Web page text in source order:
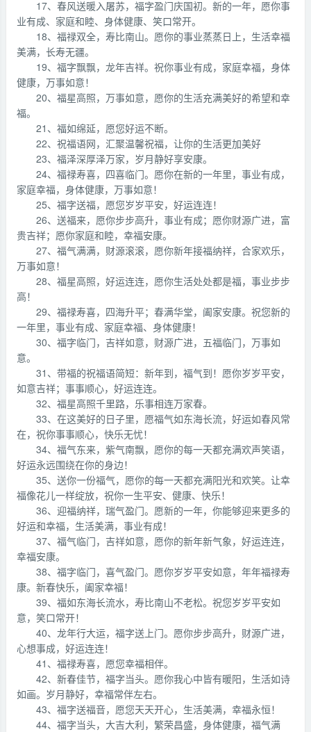
17、春风送暖入屠苏，福字盈门庆国初。新的一年，愿你事
业有成、家庭和睦、身体健康、笑口常开。
18、福禄双全，寿比南山。愿你的事业蒸蒸日上，生活幸福
美满，长寿无疆。
19、福字飘飘，龙年吉祥。祝你事业有成，家庭幸福，身体
健康，万事如意！
20、福星高照，万事如意，愿你的生活充满美好的希望和幸
福。
21、福如绵延，愿您好运不断。
22、祝福语网，汇聚温馨祝福，让你的生活更加美好
23、福泽深厚泽万家，岁月静好享安康。
24、福禄寿喜，四喜临门。愿你在新的一年里，事业有成，
家庭幸福，身体健康，万事如意！
25、福字送福，愿您岁岁平安，好运连连！
26、送福来，愿你步步高升，事业有成；愿你财源广进，富
贵吉祥；愿你家庭和睦，幸福安康。
27、福气满满，财源滚滚，愿你新年接福纳祥，合家欢乐，
万事如意！
28、福星高照，好运连连，愿你生活处处都是福，事业步步
高！
29、福禄寿喜，四海升平；春满华堂，阖家安康。祝您新的
一年里，事业有成、家庭幸福、身体健康！
30、福字临门，吉祥如意，财源广进，五福临门，万事如
意。
31、带福的祝福语简短：新年到，福气到！愿你岁岁平安，
如意吉祥；事事顺心，好运连连。
32、福星高照千里路，乐事相连万家春。
33、在这美好的日子里，愿福气如东海长流，好运如春风常
在，祝你事事顺心，快乐无忧！
34、福气东来，紫气南飘，愿你的每一天都充满欢声笑语，
好运永远围绕在你的身边！
35、送你一份福气，愿你的每一天都充满阳光和欢笑。让幸
福像花儿一样绽放，祝你一生平安、健康、快乐！
36、迎福纳祥，瑞气盈门。愿新的一年，你能够迎来更多的
好运和幸福，生活美满，事业有成！
37、福气临门，吉祥如意，愿你的新年新气象，好运连连，
幸福安康。
38、福字临门，喜气盈门。愿你岁岁平安如意，年年福禄寿
康。新春快乐，阖家幸福！
39、福如东海长流水，寿比南山不老松。祝您岁岁平安如
意，笑口常开！
40、龙年行大运，福字送上门。愿你步步高升，财源广进，
心想事成，好运连连！
41、福禄寿喜，愿您幸福相伴。
42、新春佳节，福字当头。愿你我心中皆有暖阳，生活如诗
如画。岁月静好，幸福常伴左右。
43、福字送福音，愿您天天开心，生活美满，幸福永恒！
44、福字当头，大吉大利，繁荣昌盛，身体健康，福气满